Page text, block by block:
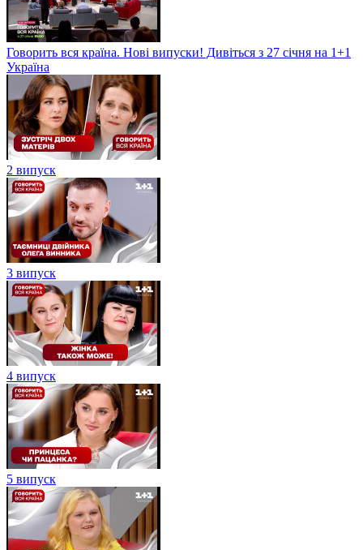
Говорить вся країна. Нові випуски! Дивіться з 27 січня на 1+1
Україна
2 випуск
3 випуск
4 випуск
5 випуск